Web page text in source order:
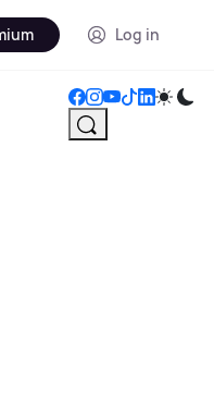
Log in